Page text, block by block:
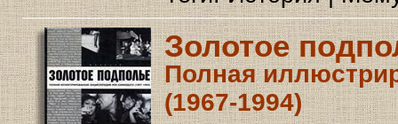
Золотое
Полная
(1967-1994)